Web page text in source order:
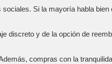
Si la mayoría habla bien
discreto y de la opción de
compras con la